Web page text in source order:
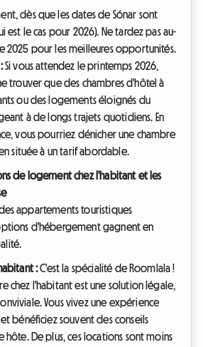
dès que les dates de Sónar sont
est le cas pour 2026). Ne tardez pas au-
2025 pour les meilleures opportunités.
Si vous attendez le printemps 2026,
trouver que des chambres d'hôtel à
ou des logements éloignés du
à de longs trajets quotidiens. En
vous pourriez dénicher une chambre
située à un tarif abordable.
de logement chez l'habitant et les
appartements touristiques
d'hébergement gagnent en
:C'est la spécialité de Roomlala !
chez l'habitant est une solution légale,
Vous vivez une expérience
bénéficiez souvent des conseils
De plus, ces locations sont moins